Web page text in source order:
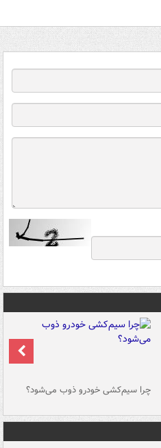
چرا سیم‌کشی خودرو ذوب می‌شود؟